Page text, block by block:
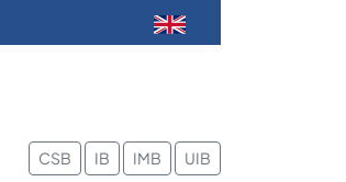
CSB IB IMB UIB